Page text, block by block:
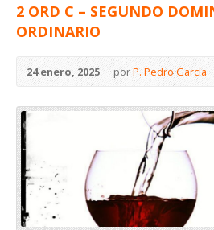
2 ORD C – SEGUNDO
ORDINARIO
24 enero, 2025 porP. Pedro García